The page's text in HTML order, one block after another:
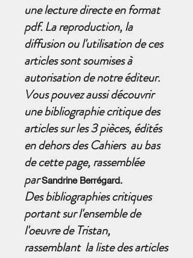
une lecture directe en format
pdf. La reproduction, la
diffusion ou l'utilisation de ces
articles sont soumises à
autorisation de notre éditeur.
Vous pouvez aussi découvrir
une bibliographie critique des
articles sur les 3 pièces, édités
en dehors des Cahiers au bas
de cette page, rassemblée
parSandrine Berrégard.
Des bibliographies critiques
portant sur l'ensemble de
l'oeuvre de Tristan,
rassemblant la liste des articles